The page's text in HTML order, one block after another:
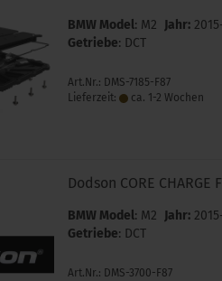
BMW Model: M2 Jahr:
Getriebe: DCT
Art.Nr.: DMS-7185-F87
Lieferzeit:
ca. 1-2 Wochen
Dodson CORE CHARGE
BMW Model: M2 Jahr:
Getriebe: DCT
Art.Nr.: DMS-3700-F87